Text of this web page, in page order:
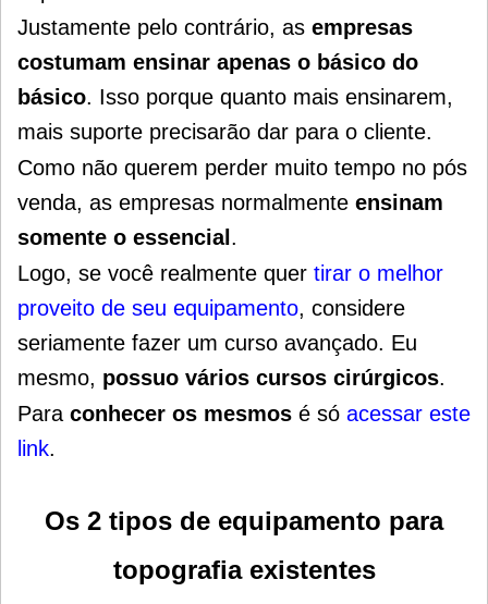
Justamente pelo contrário, as empresas
costumam ensinar apenas o básico do
básico. Isso porque quanto mais ensinarem,
mais suporte precisarão dar para o cliente.
Como não querem perder muito tempo no pós
venda, as empresas normalmente ensinam
somente o essencial .
Logo, se você realmente quer tirar o melhor
proveito de seu equipamento, considere
seriamente fazer um curso avançado. Eu
mesmo, possuo vários cursos cirúrgicos.
Para conhecer os mesmos é só acessar este
link.
Os 2 tipos de equipamento para
topografia existentes